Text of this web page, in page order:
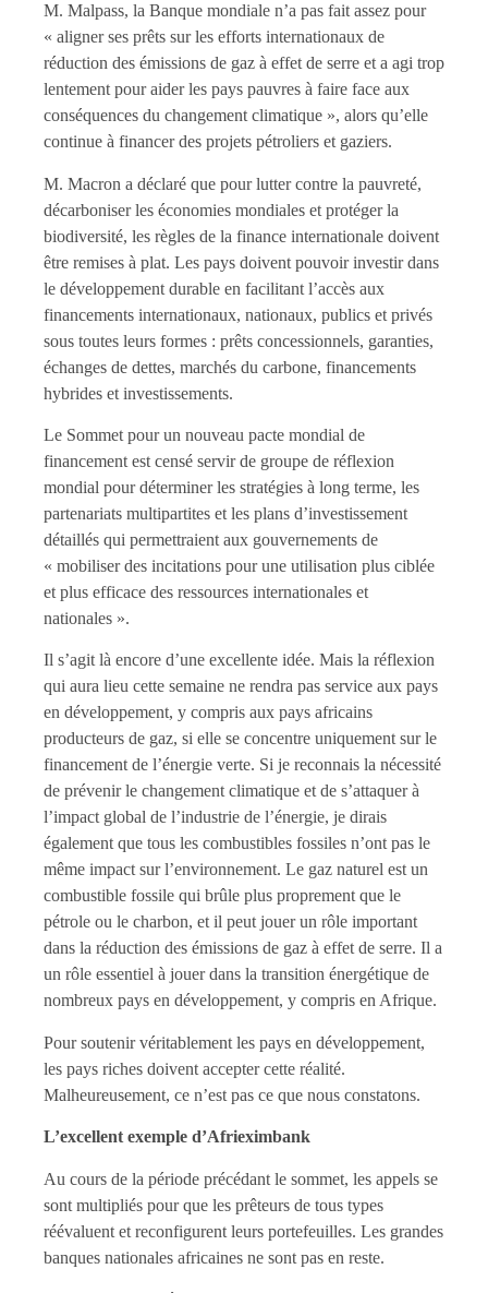
M. Malpass, la Banque mondiale n’a pas fait assez pour
« aligner ses prêts sur les efforts internationaux de
réduction des émissions de gaz à effet de serre et a agi trop
lentement pour aider les pays pauvres à faire face aux
conséquences du changement climatique », alors qu’elle
continue à financer des projets pétroliers et gaziers.
M. Macron a déclaré que pour lutter contre la pauvreté,
décarboniser les économies mondiales et protéger la
biodiversité, les règles de la finance internationale doivent
être remises à plat. Les pays doivent pouvoir investir dans
le développement durable en facilitant l’accès aux
financements internationaux, nationaux, publics et privés
sous toutes leurs formes : prêts concessionnels, garanties,
échanges de dettes, marchés du carbone, financements
hybrides et investissements.
Le Sommet pour un nouveau pacte mondial de
financement est censé servir de groupe de réflexion
mondial pour déterminer les stratégies à long terme, les
partenariats multipartites et les plans d’investissement
détaillés qui permettraient aux gouvernements de
« mobiliser des incitations pour une utilisation plus ciblée
et plus efficace des ressources internationales et
nationales ».
Il s’agit là encore d’une excellente idée. Mais la réflexion
qui aura lieu cette semaine ne rendra pas service aux pays
en développement, y compris aux pays africains
producteurs de gaz, si elle se concentre uniquement sur le
financement de l’énergie verte. Si je reconnais la nécessité
de prévenir le changement climatique et de s’attaquer à
l’impact global de l’industrie de l’énergie, je dirais
également que tous les combustibles fossiles n’ont pas le
même impact sur l’environnement. Le gaz naturel est un
combustible fossile qui brûle plus proprement que le
pétrole ou le charbon, et il peut jouer un rôle important
dans la réduction des émissions de gaz à effet de serre. Il a
un rôle essentiel à jouer dans la transition énergétique de
nombreux pays en développement, y compris en Afrique.
Pour soutenir véritablement les pays en développement,
les pays riches doivent accepter cette réalité.
Malheureusement, ce n’est pas ce que nous constatons.
L’excellent exemple d’Afrieximbank
Au cours de la période précédant le sommet, les appels se
sont multipliés pour que les prêteurs de tous types
réévaluent et reconfigurent leurs portefeuilles. Les grandes
banques nationales africaines ne sont pas en reste.